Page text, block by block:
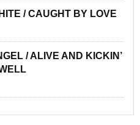
/ CAUGHT BY LOVE
/ ALIVE AND KICKIN’